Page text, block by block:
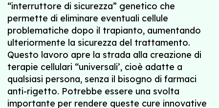
“interruttore di sicurezza” genetico che
permette di eliminare eventuali cellule
problematiche dopo il trapianto, aumentando
ulteriormente la sicurezza del trattamento.
Questo lavoro apre la strada alla creazione di
terapie cellulari “universali’, cioè adatte a
qualsiasi persona, senza il bisogno di farmaci
anti-rigetto. Potrebbe essere una svolta
importante per rendere queste cure innovative